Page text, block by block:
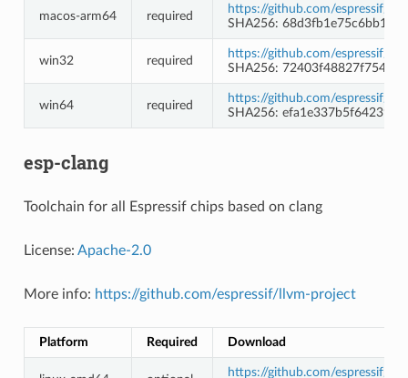
macos-arm64 required
https://github.com/espressif/
SHA256:
win32 required
https://github.com/espressif/
SHA256:
win64 required
https://github.com/espressif/
SHA256:
esp-clang
Toolchain for all Espressif chips based on clang
License: Apache-2.0
More info: https://github.com/espressif/llvm-project
Platform Required Download
https://github.com/espressif/